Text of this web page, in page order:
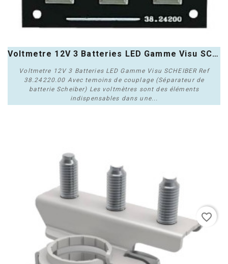
Voltmetre 12V 3 Batteries LED Gamme Visu SCHEIBER
Voltmetre 12V 3 Batteries LED Gamme Visu SCHEIBER Ref
38.24220.00 Avec temoins de couplage (Séparateur de
batterie Scheiber) Les voltmètres sont des éléments
indispensables dans une...
favorite_border